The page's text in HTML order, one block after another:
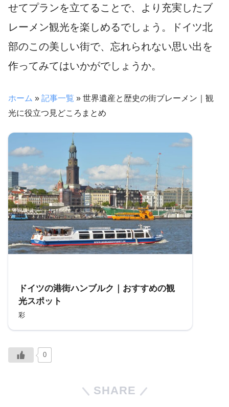
せてプランを立てることで、より充実したブ
レーメン観光を楽しめるでしょう。ドイツ北
部のこの美しい街で、忘れられない思い出を
作ってみてはいかがでしょうか。
ホーム » 記事一覧 » 世界遺産と歴史の街ブレーメン｜観
光に役立つ見どころまとめ
ドイツの港街ハンブルク｜おすすめの観
光スポット
彩
0
SHARE